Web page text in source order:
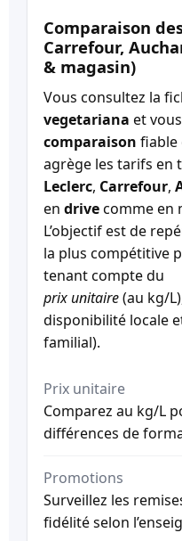
Comparaison
Carrefour,
& magasin)
Vous consultez la
vegetariana et
comparaison fiable
agrège les tarifs en
Leclerc, Carrefour,
en drivecomme en
L’objectif est de
la plus compétitive
tenant compte du
prix unitaire(au kg/
disponibilité locale
familial).
Prix unitaire
Comparez au kg/L
différences de
Promotions
Surveillez les
fidélité selon